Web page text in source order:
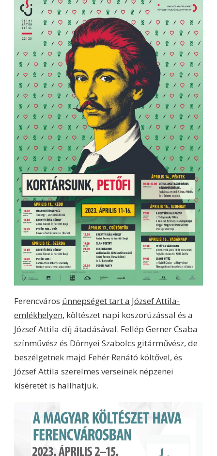
Ferencváros ünnepséget tart a József Attila-
emlékhelyen, költészet napi koszorúzással és a
József Attila-díj átadásával. Fellép Gerner Csaba
színművész és Dörnyei Szabolcs gitárművész, de
beszélgetnek majd Fehér Renátó költővel, és
József Attila szerelmes verseinek népzenei
kíséretét is hallhatjuk.